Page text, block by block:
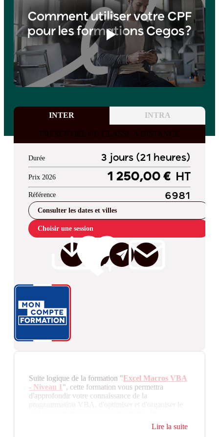
INTER INTRA
PRESENTIEL OU CLASSE A DISTANCE
Durée 3 jours (21 heures)
Prix 2026 1 250,00 € HT
Référence 6981
Consulter les dates et villes
Choisir une session
Suite logique de la formation "Excel Macros VBA
- Niveau 1 ", cette formation vous permettra
d'approfondir votre connaissance de la
programmation VBA, d'optimiser et d'organiser le
Lire la suite